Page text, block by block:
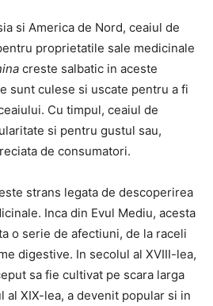
si America de Nord, ceaiul de
proprietatile sale medicinale
creste salbatic in aceste
sunt culese si uscate pentru a fi
Cu timpul, ceaiul de
si pentru gustul sau,
de consumatori.
strans legata de descoperirea
Inca din Evul Mediu, acesta
o serie de afectiuni, de la raceli
digestive. In secolul al XVIII-lea,
sa fie cultivat pe scara larga
al XIX-lea, a devenit popular si in